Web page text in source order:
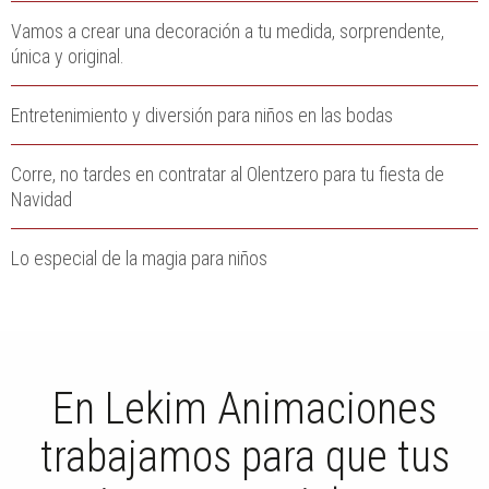
Vamos a crear una decoración a tu medida, sorprendente,
única y original.
Entretenimiento y diversión para niños en las bodas
Corre, no tardes en contratar al Olentzero para tu fiesta de
Navidad
Lo especial de la magia para niños
En Lekim Animaciones
trabajamos para que tus